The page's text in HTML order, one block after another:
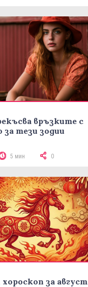
връзките с
тези зодии
5 мин 0
за август